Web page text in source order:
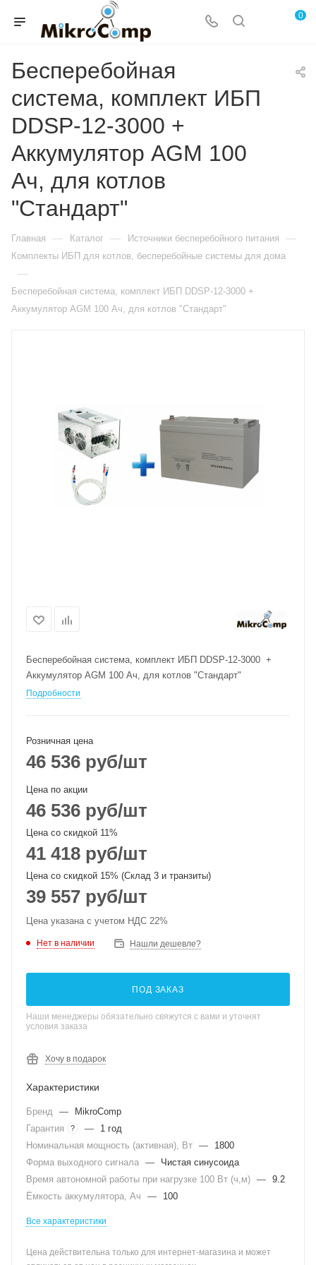
0
Бесперебойная
система, комплект ИБП
DDSP-12-3000 +
Аккумулятор AGM 100
Ач, для котлов
"Стандарт"
Главная — Каталог — Источники бесперебойного питания —
Комплекты ИБП для котлов, бесперебойные системы для дома
—
Бесперебойная система, комплект ИБП DDSP-12-3000 +
Аккумулятор AGM 100 Ач, для котлов "Стандарт"
Бесперебойная система, комплект ИБП DDSP-12-3000 +
Аккумулятор AGM 100 Ач, для котлов "Стандарт"
Подробности
Розничная цена
46 536 руб/шт
Цена по акции
46 536 руб/шт
Цена со скидкой 11%
41 418 руб/шт
Цена со скидкой 15% (Склад 3 и транзиты)
39 557 руб/шт
Цена указана с учетом НДС 22%
Нет в наличии Нашли дешевле?
ПОД ЗАКАЗ
Наши менеджеры обязательно свяжутся с вами и уточнят
условия заказа
Хочу в подарок
Характеристики
Бренд —
MikroComp
Гарантия
? —
1 год
Номинальная мощность (активная), Вт —
1800
Форма выходного сигнала —
Чистая синусоида
Время автономной работы при нагрузке 100 Вт (ч,м) — 9.2
Ёмкость аккумулятора, Ач
— 100
Все характеристики
Цена действительна только для интернет-магазина и может